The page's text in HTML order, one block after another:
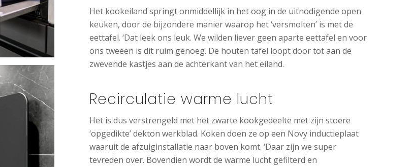
Het kookeiland springt onmiddellijk in het oog in de uitnodigende open
keuken, door de bijzondere manier waarop het ‘versmolten’ is met de
eettafel. ‘Dat leek ons leuk. We wilden liever geen aparte eettafel en voor
ons tweeën is dit ruim genoeg. De houten tafel loopt door tot aan de
zwevende kastjes aan de achterkant van het eiland.
Recirculatie warme lucht
Het is dus verstrengeld met het zwarte kookgedeelte met zijn stoere
‘opgedikte’ dekton werkblad. Koken doen ze op een Novy inductieplaat
waaruit de afzuiginstallatie naar boven komt. ‘Daar zijn we super
tevreden over. Bovendien wordt de warme lucht gefilterd en